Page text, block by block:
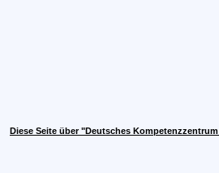
Diese Seite über "Deutsches